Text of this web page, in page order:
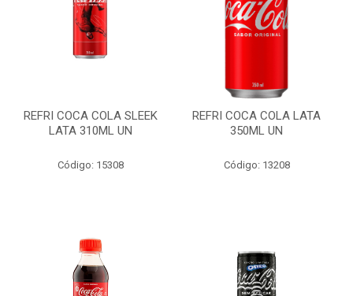
REFRI COCA COLA SLEEK
LATA 310ML UN
Código: 15308
REFRI COCA COLA LATA
350ML UN
Código: 13208